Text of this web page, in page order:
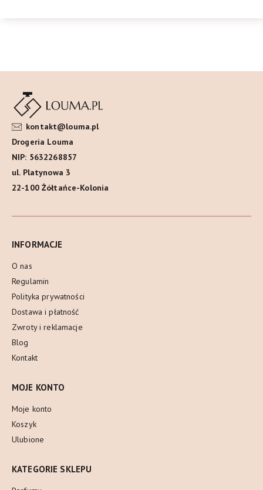
kontakt@louma.pl
Drogeria Louma
NIP: 5632268857
ul. Platynowa 3
22-100 Żółtańce-Kolonia
INFORMACJE
O nas
Regulamin
Polityka prywatności
Dostawa i płatność
Zwroty i reklamacje
Blog
Kontakt
MOJE KONTO
Moje konto
Koszyk
Ulubione
KATEGORIE SKLEPU